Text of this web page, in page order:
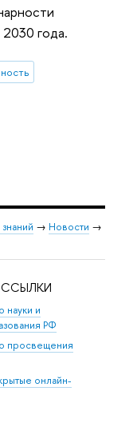
года.
→ Новости →
науки и
РФ
просвещения
онлайн-